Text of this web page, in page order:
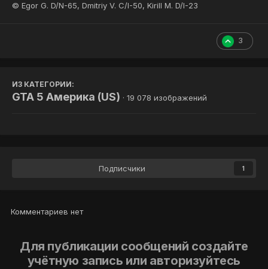
© Egor G. D/N-65, Dmitriy V. C/I-50, Kirill M. D/I-23
3
ИЗ КАТЕГОРИИ:
GTA 5 Америка (US) · 19 078 изображений
Подписчики 1
Комментариев нет
Для публикации сообщений создайте
учётную запись или авторизуйтесь